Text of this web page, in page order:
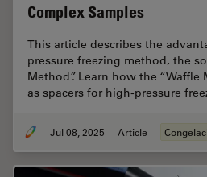
Complex Samples
This article describes the
pressure freezing method, the
Method”. Learn how the
as spacers for high-pressure
Jul 08, 2025 Article